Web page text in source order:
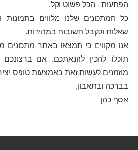
הפתעות - הכל פשוט וקל.
כל המתכונים שלנו מלווים בתמונות
שאלות ולקבל תשובות במהירות.
אנו מקווים כי תמצאו באתר מתכונים
תוכלו להכין להנאתכם. אם
מוזמנים לעשות זאת באמצעות טופס
בברכה ובתאבון,
אסף כהן